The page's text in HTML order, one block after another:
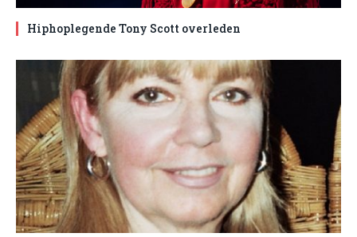
Hiphoplegende Tony Scott overleden